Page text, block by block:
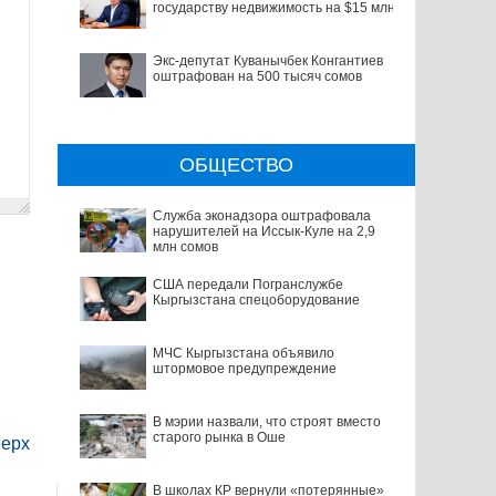
государству недвижимость на $15 млн
Экс-депутат Куванычбек Конгантиев
оштрафован на 500 тысяч сомов
ОБЩЕСТВО
Служба эконадзора оштрафовала
нарушителей на Иссык-Куле на 2,9
млн сомов
США передали Погранслужбе
Кыргызстана спецоборудование
МЧС Кыргызстана объявило
штормовое предупреждение
В мэрии назвали, что строят вместо
старого рынка в Оше
В школах КР вернули «потерянные»